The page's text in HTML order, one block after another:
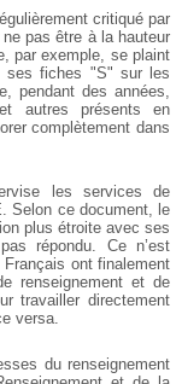
critiqué par
pas être à la hauteur
par exemple, se plaint
ses fiches "S" sur les
pendant des années,
autres présents en
complètement dans
les services de
Selon ce document, le
plus étroite avec ses
répondu. Ce n’est
ont finalement
renseignement et de
travailler directement
versa.
du renseignement